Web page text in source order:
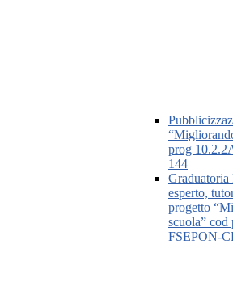
prog
144
Graduatoria
esperto,
progetto
scuola”
FSEPON-